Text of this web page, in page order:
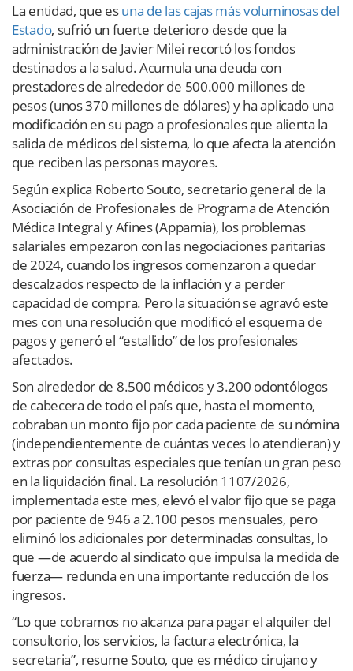
La entidad, que esuna de las cajas más voluminosas del
Estado, sufrió un fuerte deterioro desde que la
administración de Javier Milei recortó los fondos
destinados a la salud. Acumula una deuda con
prestadores de alrededor de 500.000 millones de
pesos (unos 370 millones de dólares) y ha aplicado una
modificación en su pago a profesionales que alienta la
salida de médicos del sistema, lo que afecta la atención
que reciben las personas mayores.
Según explica Roberto Souto, secretario general de la
Asociación de Profesionales de Programa de Atención
Médica Integral y Afines (Appamia), los problemas
salariales empezaron con las negociaciones paritarias
de 2024, cuando los ingresos comenzaron a quedar
descalzados respecto de la inflación y a perder
capacidad de compra. Pero la situación se agravó este
mes con una resolución que modificó el esquema de
pagos y generó el “estallido” de los profesionales
afectados.
Son alrededor de 8.500 médicos y 3.200 odontólogos
de cabecera de todo el país que, hasta el momento,
cobraban un monto fijo por cada paciente de su nómina
(independientemente de cuántas veces lo atendieran) y
extras por consultas especiales que tenían un gran peso
en la liquidación final. La resolución 1107/2026,
implementada este mes, elevó el valor fijo que se paga
por paciente de 946 a 2.100 pesos mensuales, pero
eliminó los adicionales por determinadas consultas, lo
que —de acuerdo al sindicato que impulsa la medida de
fuerza— redunda en una importante reducción de los
ingresos.
“Lo que cobramos no alcanza para pagar el alquiler del
consultorio, los servicios, la factura electrónica, la
secretaria”, resume Souto, que es médico cirujano y